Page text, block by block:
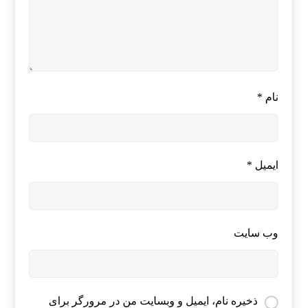
نام *
ایمیل *
وب‌ سایت
ذخیره نام، ایمیل و وبسایت من در مرورگر برای